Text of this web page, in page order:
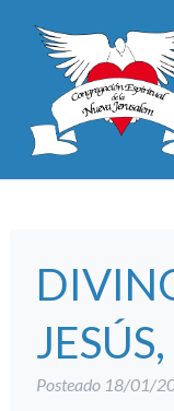
Posteado 18/01/